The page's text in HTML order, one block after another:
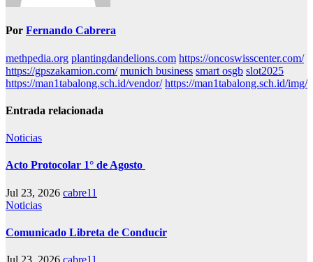
Por Fernando Cabrera
methpedia.org plantingdandelions.com https://oncoswisscenter.com/
https://gpszakamion.com/ munich business smart osgb slot2025
https://man1tabalong.sch.id/vendor/ https://man1tabalong.sch.id/img/
Entrada relacionada
Noticias
Acto Protocolar 1° de Agosto
Jul 23, 2026 cabre11
Noticias
Comunicado Libreta de Conducir